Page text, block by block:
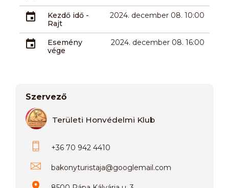
Kezdő idő -
Rajt
2024. december 08. 10:00
Esemény
vége
2024. december 08. 16:00
Szervező
Területi Honvédelmi Klub
+36 70 942 4410
bakonyturistaja@googlemail.com